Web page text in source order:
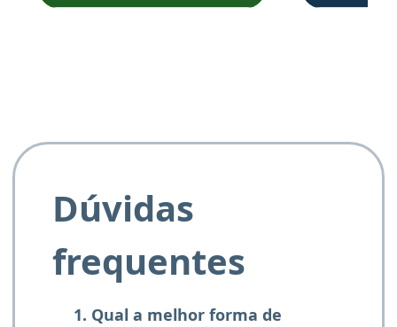
Dúvidas
frequentes
1. Qual a melhor forma de